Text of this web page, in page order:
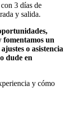
3 días de
y salida.
fomentamos un
o asistencia
dude en
y cómo